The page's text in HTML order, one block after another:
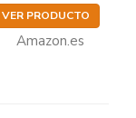
VER PRODUCTO
Amazon.es